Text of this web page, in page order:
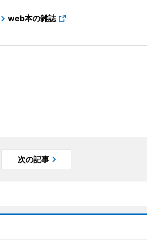
web本の雑誌
次の記事